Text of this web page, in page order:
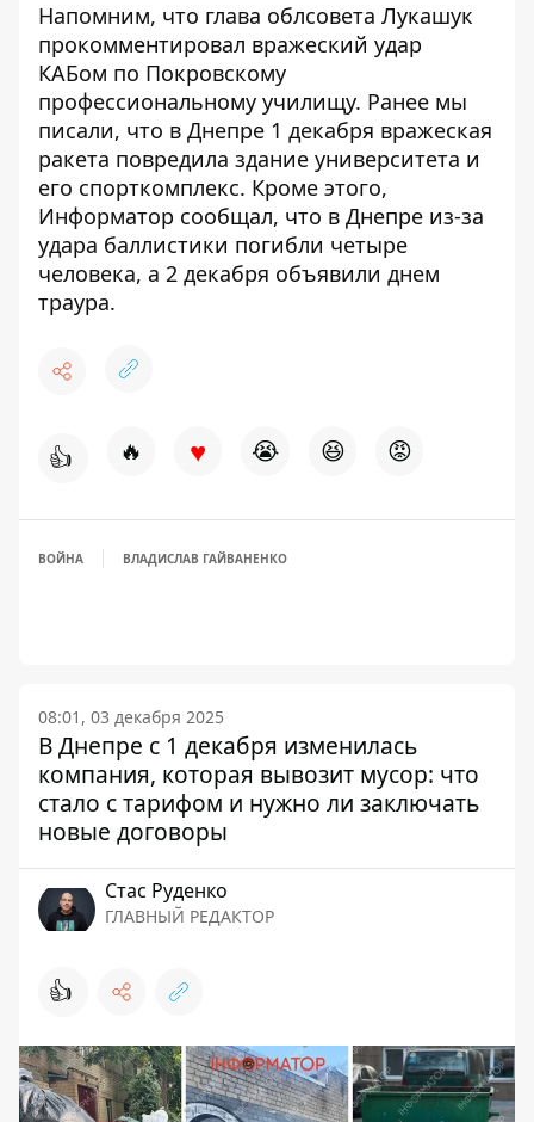
Напомним, что глава облсовета Лукашук
прокомментировал вражеский удар
КАБом по Покровскому
профессиональному училищу. Ранее мы
писали, что в Днепре 1 декабря вражеская
ракета повредила здание университета и
его спорткомплекс. Кроме этого,
Информатор сообщал, что в Днепре из-за
удара баллистики погибли четыре
человека, а 2 декабря объявили днем ​​
траура.
👍 🔥 ♥ 😭 😆 😡
ВОЙНА ВЛАДИСЛАВ ГАЙВАНЕНКО
08:01, 03 декабря 2025
В Днепре с 1 декабря изменилась
компания, которая вывозит мусор: что
стало с тарифом и нужно ли заключать
новые договоры
Стаc Руденко
ГЛАВНЫЙ РЕДАКТОР
👍